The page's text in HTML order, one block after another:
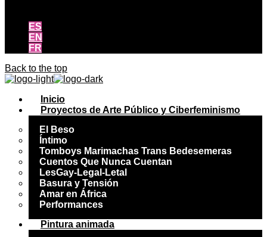
ES
EN
FR
Back to the top
Inicio
Proyectos de Arte Público y Ciberfeminismo
El Beso
Íntimo
Tomboys Marimachas Trans Bedesemeras
Cuentos Que Nunca Cuentan
LesGay-Legal-Letal
Basura y Tensión
Amar en África
Performances
Pintura animada